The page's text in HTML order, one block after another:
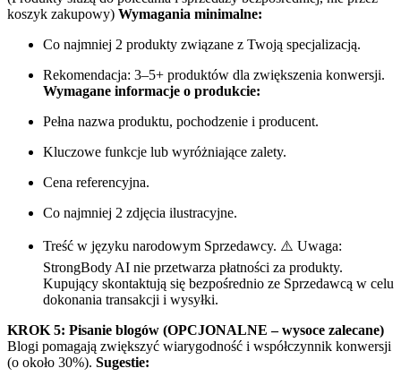
koszyk zakupowy) Wymagania minimalne:
Co najmniej 2 produkty związane z Twoją specjalizacją.
Rekomendacja: 3–5+ produktów dla zwiększenia konwersji.
Wymagane informacje o produkcie:
Pełna nazwa produktu, pochodzenie i producent.
Kluczowe funkcje lub wyróżniające zalety.
Cena referencyjna.
Co najmniej 2 zdjęcia ilustracyjne.
Treść w języku narodowym Sprzedawcy. ⚠️ Uwaga:
StrongBody AI nie przetwarza płatności za produkty.
Kupujący skontaktują się bezpośrednio ze Sprzedawcą w celu
dokonania transakcji i wysyłki.
KROK 5: Pisanie blogów (OPCJONALNE – wysoce zalecane)
Blogi pomagają zwiększyć wiarygodność i współczynnik konwersji
(o około 30%). Sugestie: